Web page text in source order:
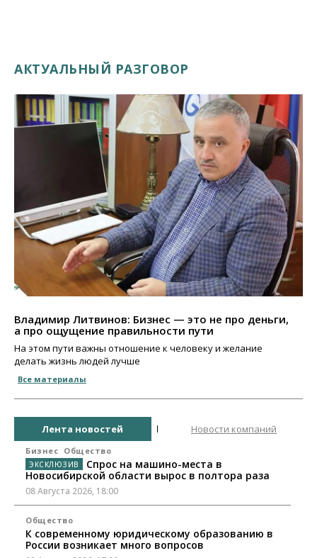
АКТУАЛЬНЫЙ РАЗГОВОР
Владимир Литвинов: Бизнес — это не про деньги,
а про ощущение правильности пути
На этом пути важны отношение к человеку и желание
делать жизнь людей лучше
Все материалы
Лента новостей Новости компаний
Бизнес Общество
Спрос на машино-места в
Новосибирской области вырос в полтора раза
08 Августа 2026, 18:00
Общество
К современному юридическому образованию в
России возникает много вопросов